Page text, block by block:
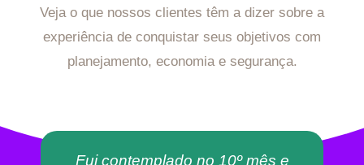
Veja o que nossos clientes têm a dizer sobre a
experiência de conquistar seus objetivos com
planejamento, economia e segurança.
Fui contemplado no 10º mês e